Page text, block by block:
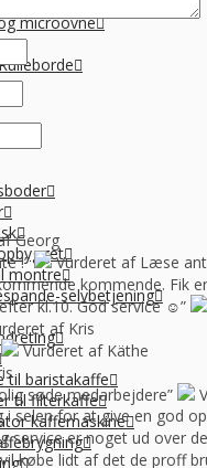
microovne
montre
selvbetjening
til baristakaffe
til filterkaffe
kaffemaskine
Georg
!”
Vurderet af Læse
kommende. Fik
kl.10. God service ☺”
af Kris
Vurderet af Käthe
søde medarbejdere”
i selen for at give en god
service er noget ud over
købe lidt af det de proff